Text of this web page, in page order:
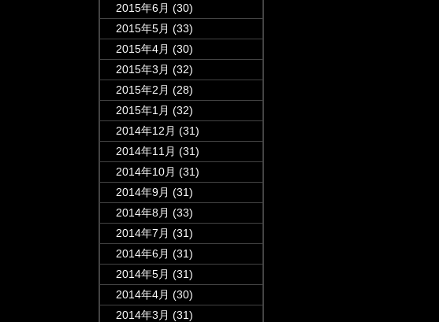
2015年6月 (30)
2015年5月 (33)
2015年4月 (30)
2015年3月 (32)
2015年2月 (28)
2015年1月 (32)
2014年12月 (31)
2014年11月 (31)
2014年10月 (31)
2014年9月 (31)
2014年8月 (33)
2014年7月 (31)
2014年6月 (31)
2014年5月 (31)
2014年4月 (30)
2014年3月 (31)